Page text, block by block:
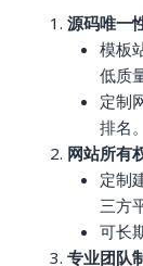
源码唯一
模板
低质
定制
排名。
网站所有
定制
三方
可长
专业团队